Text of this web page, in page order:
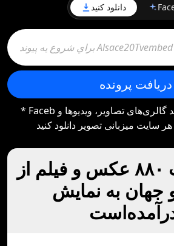
دانلود کنید
دریافت پرونده
* Faceb به شما امکان می‌دهد گالری‌های تصاویر، ویدیوها و
سایت میزبانی تصویر دانلود کنید
در این کتاب ۸۸۰ عکس و فیلم از
جهان به نمایش